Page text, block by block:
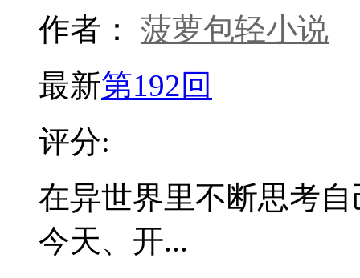
作者：
菠萝包轻小说
最新第192回
评分:
在异世界里不断思考
今天、开...